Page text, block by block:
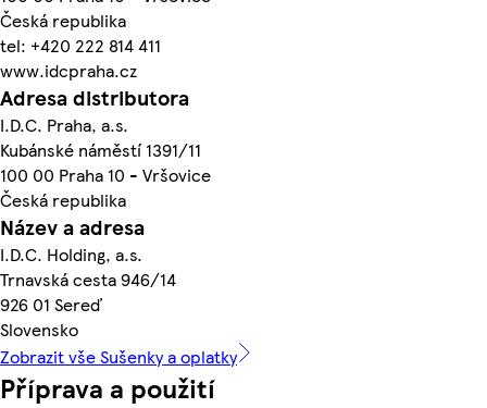
Česká republika
tel: +420 222 814 411
www.idcpraha.cz
Adresa distributora
I.D.C. Praha, a.s.
Kubánské náměstí 1391/11
100 00 Praha 10 - Vršovice
Česká republika
Název a adresa
I.D.C. Holding, a.s.
Trnavská cesta 946/14
926 01 Sereď
Slovensko
Zobrazit vše Sušenky a oplatky
Příprava a použití